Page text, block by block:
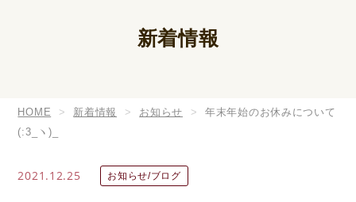
新着情報
HOME 新着情報 お知らせ
年末年始のお休みについて
(:3_ヽ)_
2021.12.25 お知らせ/ブログ